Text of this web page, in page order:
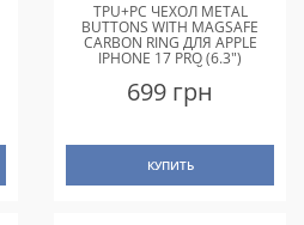
TPU+PC ЧЕХОЛ METAL
BUTTONS WITH MAGSAFE
CARBON RING ДЛЯ APPLE
IPHONE 17 PRO (6.3")
ЗОЛОТОЙ
699 грн
КУПИТЬ